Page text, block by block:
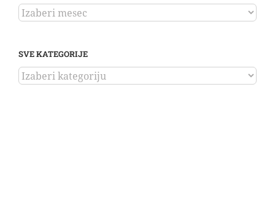
ARHIVA
SVE KATEGORIJE
SVE
KATEGORIJE